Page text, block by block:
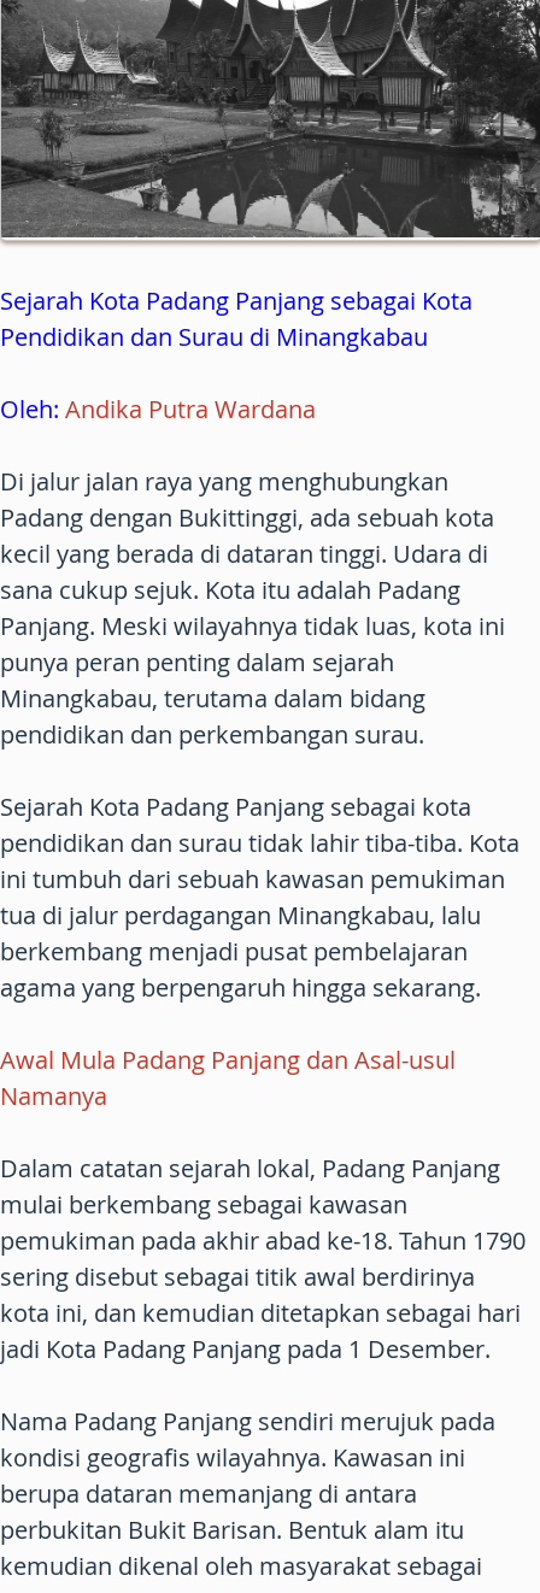
Sejarah Kota Padang Panjang sebagai Kota
Pendidikan dan Surau di Minangkabau
Oleh: Andika Putra Wardana
Di jalur jalan raya yang menghubungkan
Padang dengan Bukittinggi, ada sebuah kota
kecil yang berada di dataran tinggi. Udara di
sana cukup sejuk. Kota itu adalah Padang
Panjang. Meski wilayahnya tidak luas, kota ini
punya peran penting dalam sejarah
Minangkabau, terutama dalam bidang
pendidikan dan perkembangan surau.
Sejarah Kota Padang Panjang sebagai kota
pendidikan dan surau tidak lahir tiba-tiba. Kota
ini tumbuh dari sebuah kawasan pemukiman
tua di jalur perdagangan Minangkabau, lalu
berkembang menjadi pusat pembelajaran
agama yang berpengaruh hingga sekarang.
Awal Mula Padang Panjang dan Asal-usul
Namanya
Dalam catatan sejarah lokal, Padang Panjang
mulai berkembang sebagai kawasan
pemukiman pada akhir abad ke-18. Tahun 1790
sering disebut sebagai titik awal berdirinya
kota ini, dan kemudian ditetapkan sebagai hari
jadi Kota Padang Panjang pada 1 Desember.
Nama Padang Panjang sendiri merujuk pada
kondisi geografis wilayahnya. Kawasan ini
berupa dataran memanjang di antara
perbukitan Bukit Barisan. Bentuk alam itu
kemudian dikenal oleh masyarakat sebagai